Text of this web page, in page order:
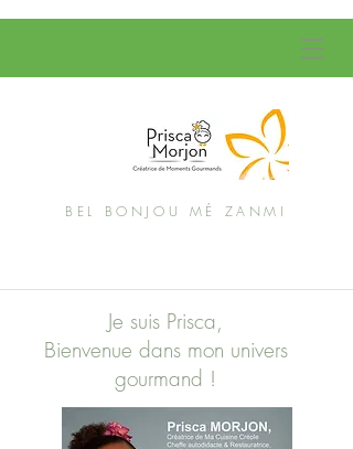
BEL BONJOU MÉ ZANMI
Je suis Prisca,
Bienvenue dans mon univers
gourmand !